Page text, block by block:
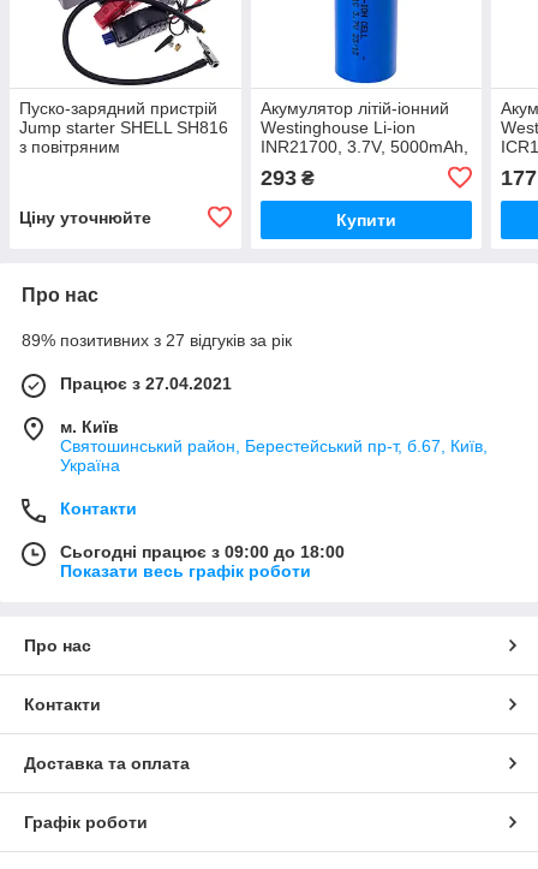
Пуско-зарядний пристрій
Jump starter SHELL SH816
з повітряним
Ціну уточнюйте
Акумулятор літій-іонний
Westinghouse Li-ion
INR21700, 3.7V, 5000mAh,
293₴
Купити
177
Про нас
89% позитивних з 27 відгуків за рік
Працює з 27.04.2021
м. Київ
Святошинський район, Берестейський пр-т, б.67, Київ,
Україна
Контакти
Сьогодні працює з 09:00 до 18:00
Показати весь графік роботи
Про нас
Контакти
Доставка та оплата
Графік роботи